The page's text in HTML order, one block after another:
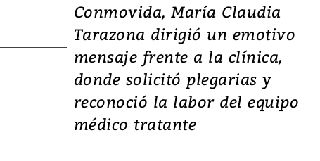
Conmovida, María Claudia
Tarazona dirigió un emotivo
mensaje frente a la clínica,
donde solicitó plegarias y
reconoció la labor del equipo
médico tratante